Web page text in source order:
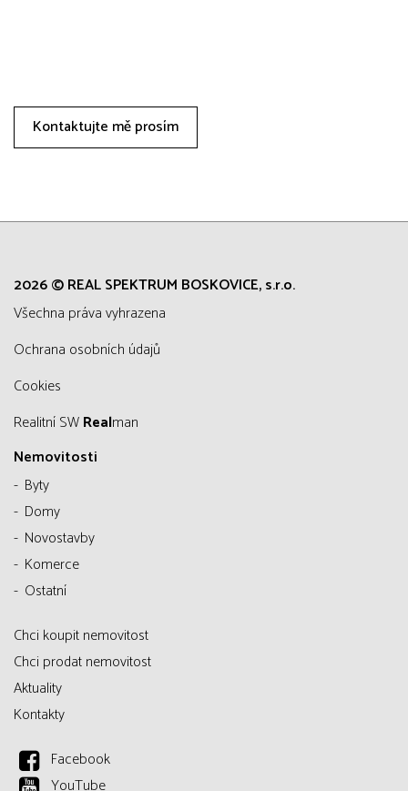
Kontaktujte mě prosím
2026 © REAL SPEKTRUM BOSKOVICE, s.r.o.
všechna práva vyhrazena
Ochrana osobních údajů
Cookies
Realitní SWRealman
Nemovitosti
Byty
Domy
Novostavby
Komerce
Ostatní
Chci koupit nemovitost
Chci prodat nemovitost
Aktuality
Kontakty
Facebook
YouTube